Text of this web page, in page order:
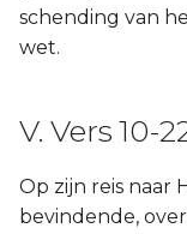
schending van
wet.
V. Vers 10-
Op zijn reis naar
bevindende,